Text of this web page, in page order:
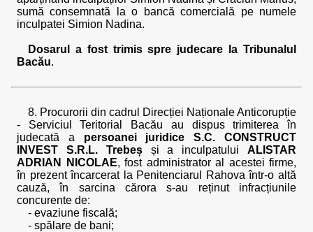
sumă consemnată la o bancă comercială pe numele
inculpatei Simion Nadina.
Dosarul a fost trimis spre judecare la Tribunalul
Bacău.
8. Procurorii din cadrul Direcției Naționale Anticorupție
- Serviciul Teritorial Bacău au dispus trimiterea în
judecată a persoanei juridice S.C. CONSTRUCT
INVEST S.R.L. Trebeșși a inculpatuluiALISTAR
ADRIAN NICOLAE, fost administrator al acestei firme,
în prezent încarcerat la Penitenciarul Rahova într-o altă
cauză, în sarcina cărora s-au reținut infracțiunile
concurente de:
- evaziune fiscală;
- spălare de bani;